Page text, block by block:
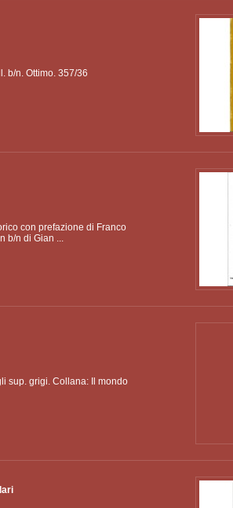
b/n. Ottimo. 357/36
con prefazione di Franco
b/n di Gian ...
sup. grigi. Collana: Il mondo